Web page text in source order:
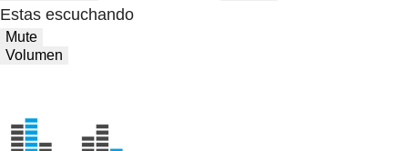
Estas escuchando
Mute
Volumen